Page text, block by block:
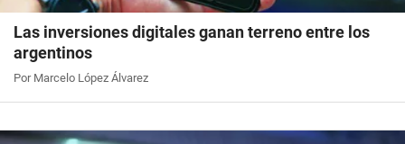
Las inversiones digitales ganan terreno entre los
argentinos
Por Marcelo López Álvarez